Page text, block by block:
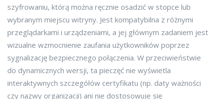
szyfrowaniu, którą można ręcznie osadzić w stopce lub
wybranym miejscu witryny. Jest kompatybilna z różnymi
przeglądarkami i urządzeniami, a jej głównym zadaniem jest
wizualne wzmocnienie zaufania użytkowników poprzez
sygnalizację bezpiecznego połączenia. W przeciwieństwie
do dynamicznych wersji, ta pieczęć nie wyświetla
interaktywnych szczegółów certyfikatu (np. daty ważności
czy nazwy organizacji) ani nie dostosowuje się